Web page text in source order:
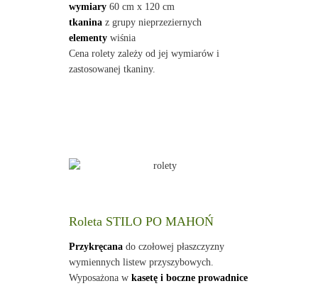
wymiary60 cm x 120 cm
tkaninaz grupy nieprzeziernych
elementywiśnia
Cena rolety zależy od jej wymiarów i
zastosowanej tkaniny.
Roleta STILO PO MAHOŃ
Przykręcanado czołowej płaszczyzny
wymiennych listew przyszybowych.
Wyposażona w kasetę i boczne prowadnice